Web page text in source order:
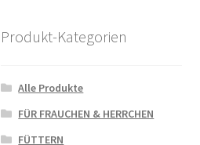
Produkt-Kategorien
Alle Produkte
FÜR FRAUCHEN & HERRCHEN
FÜTTERN